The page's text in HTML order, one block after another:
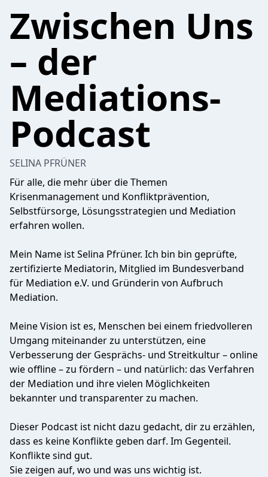
Zwischen Uns
– der
Mediations-
Podcast
SELINA PFRÜNER
Für alle, die mehr über die Themen
Krisenmanagement und Konfliktprävention,
Selbstfürsorge, Lösungsstrategien und Mediation
erfahren wollen.
Mein Name ist Selina Pfrüner. Ich bin bin geprüfte,
zertifizierte Mediatorin, Mitglied im Bundesverband
für Mediation e.V. und Gründerin von Aufbruch
Mediation.
Meine Vision ist es, Menschen bei einem friedvolleren
Umgang miteinander zu unterstützen, eine
Verbesserung der Gesprächs- und Streitkultur – online
wie offline – zu fördern – und natürlich: das Verfahren
der Mediation und ihre vielen Möglichkeiten
bekannter und transparenter zu machen.
Dieser Podcast ist nicht dazu gedacht, dir zu erzählen,
dass es keine Konflikte geben darf. Im Gegenteil.
Konflikte sind gut.
Sie zeigen auf, wo und was uns wichtig ist.